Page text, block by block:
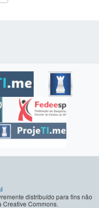
distribuído para fins não
Creative Commons.